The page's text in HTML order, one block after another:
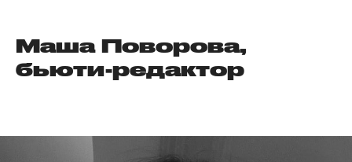
Маша Поворова,
бьюти-редактор